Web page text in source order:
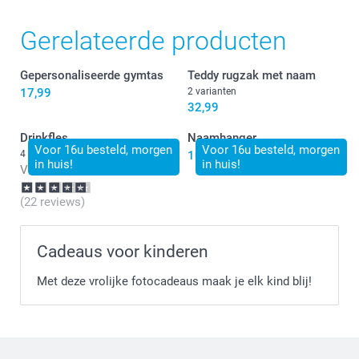
Gerelateerde producten
Gepersonaliseerde gymtas
17,99
Teddy rugzak met naam
2 varianten
32,99
Voor 16u besteld, morgen
in huis!
Drinkfles
4 varianten
Vanaf 26,99
(22 reviews)
Voor 16u besteld, morgen
in huis!
Naamhanger
10,99
Cadeaus voor kinderen
Met deze vrolijke fotocadeaus maak je elk kind blij!